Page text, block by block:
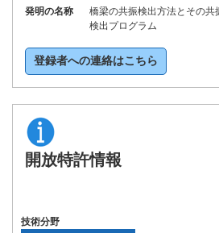
発明の名称
橋梁の共振検出方法とその共
検出プログラム
登録者への連絡はこちら
開放特許情報
技術分野